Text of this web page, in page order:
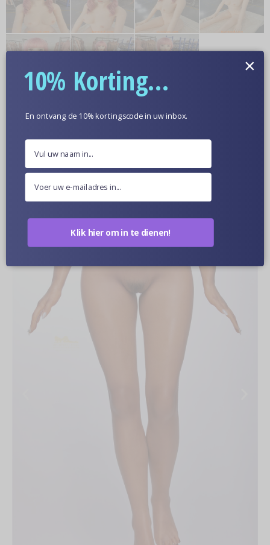
Meer informatie
Optionele Huidskleur
Poppen Van Dichtbij
10% Korting...
En ontvang de 10% kortingscode in uw inbox.
Klik hier om in te dienen!
×